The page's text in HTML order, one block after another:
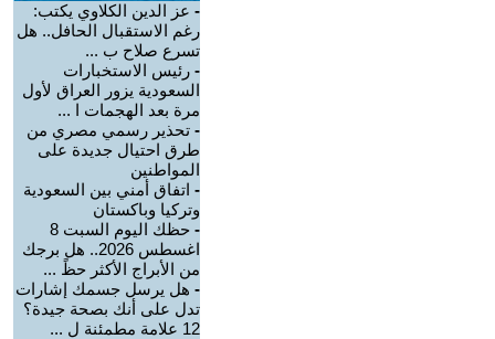
- عز الدين الكلاوي يكتب:
رغم الاستقبال الحافل.. هل
تسرع صلاح ب ...
- رئيس الاستخبارات
السعودية يزور العراق لأول
مرة بعد الهجمات ا ...
- تحذير رسمي مصري من
طرق احتيال جديدة على
المواطنين
- اتفاق أمني بين السعودية
وتركيا وباكستان
-
حظك اليوم السبت 8
اغسطس 2026.. هل برجك
من الأبراج الأكثر حظً ...
- هل يرسل جسمك إشارات
تدل على أنك بصحة جيدة؟
12 علامة مطمئنة ل ...